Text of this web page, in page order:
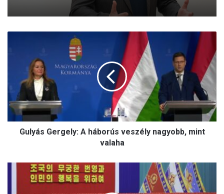
háborús
veszély
nagyobb,
mint
valaha
Gulyás Gergely: A háborús veszély nagyobb, mint
valaha
kereszténységgel